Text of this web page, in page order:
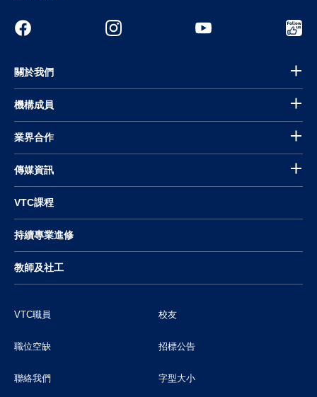
關於我們
機構成員
業界合作
傳媒資訊
VTC課程
持續專業進修
教師及社工
VTC職員 校友
職位空缺 招標公告
聯絡我們 字型大小